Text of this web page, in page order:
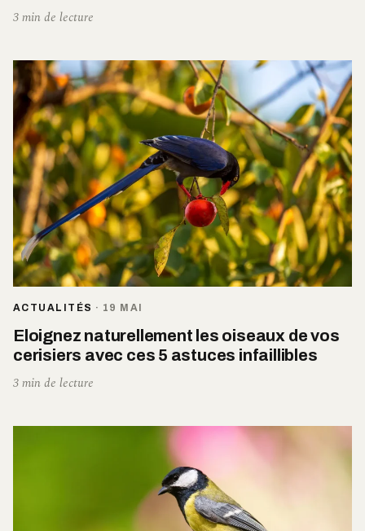
3 min de lecture
ACTUALITÉS · 19 MAI
Eloignez naturellement les oiseaux de vos
cerisiers avec ces 5 astuces infaillibles
3 min de lecture